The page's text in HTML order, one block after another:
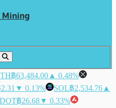
฿63,484.00 ▲ 0.48%
▼ 0.13% SOL฿2,534.76 ▲
DOT฿26.68▼ 0.33%